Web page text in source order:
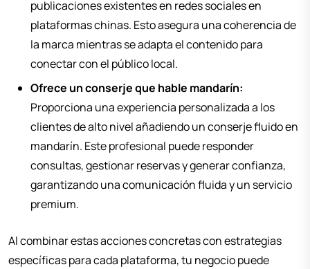
publicaciones existentes en redes sociales en
plataformas chinas. Esto asegura una coherencia de
la marca mientras se adapta el contenido para
conectar con el público local.
Ofrece un conserje que hable mandarín:
Proporciona una experiencia personalizada a los
clientes de alto nivel añadiendo un conserje fluido en
mandarín. Este profesional puede responder
consultas, gestionar reservas y generar confianza,
garantizando una comunicación fluida y un servicio
premium.
Al combinar estas acciones concretas con estrategias
específicas para cada plataforma, tu negocio puede